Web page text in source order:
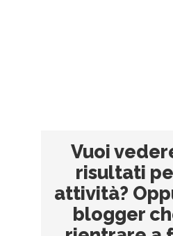
Vuoi
risultati
attività?
blogger